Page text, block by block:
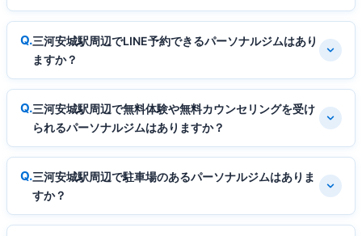
三河安城駅周辺でLINE予約できるパーソナルジムはあり
ますか？
三河安城駅周辺で無料体験や無料カウンセリングを受け
られるパーソナルジムはありますか？
三河安城駅周辺で駐車場のあるパーソナルジムはありま
すか？